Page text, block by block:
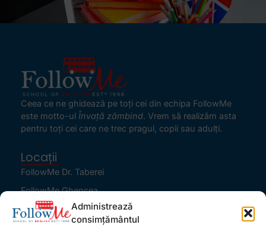
Administrează
consimțământul
Ceea ce ne ghidează pe toţi cei din echipa FollowMe
este motto-ul Învaţă zâmbind. Vrem să realizăm asta
pentru toţi cei care ne trec pragul, copii sau adulţi.
Locații
FollowMe Dr. Taberei
FollowMe Ghencea
FollowMe Titan